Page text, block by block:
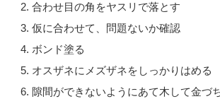
合わせ目の角をヤスリで落とす
仮に合わせて、問題ないか確認
ボンド塗る
オスザネにメズザネをしっかりはめる
隙間ができないようにあて木して金づ